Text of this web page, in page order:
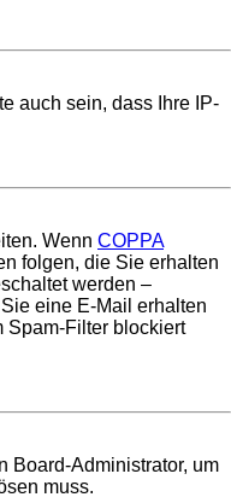
auch sein, dass Ihre IP-
Wenn COPPA
folgen, die Sie erhalten
werden –
eine E-Mail erhalten
Spam-Filter blockiert
Board-Administrator, um
muss.